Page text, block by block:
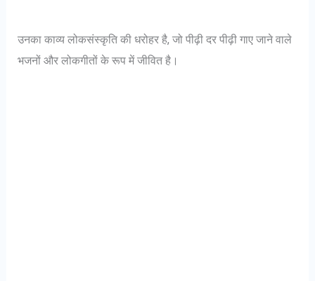
उनका काव्य लोकसंस्कृति की धरोहर है, जो पीढ़ी दर पीढ़ी गाए जाने वाले
भजनों और लोकगीतों के रूप में जीवित है।